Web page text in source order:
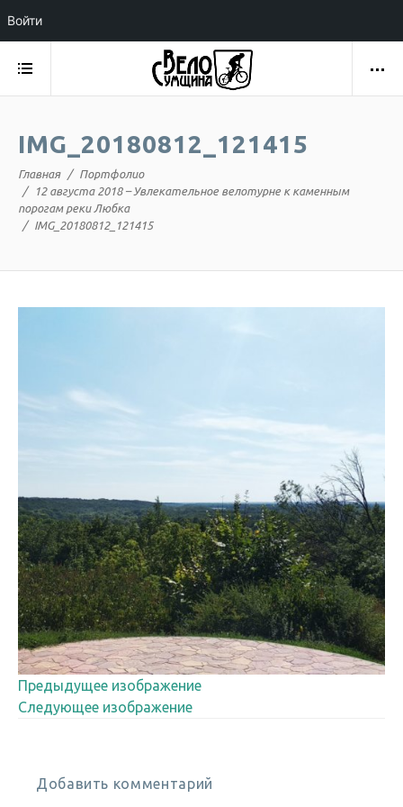
IMG_20180812_121415
Главная
Портфолио
12 августа 2018 – Увлекательное велотурне к каменным
порогам реки Любка
IMG_20180812_121415
Предыдущее изображение
Следующее изображение
Добавить комментарий
Войти